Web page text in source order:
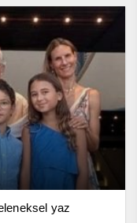
yaz